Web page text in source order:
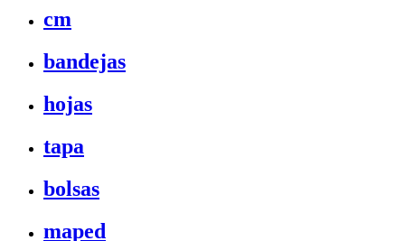
cm
bandejas
hojas
tapa
bolsas
maped